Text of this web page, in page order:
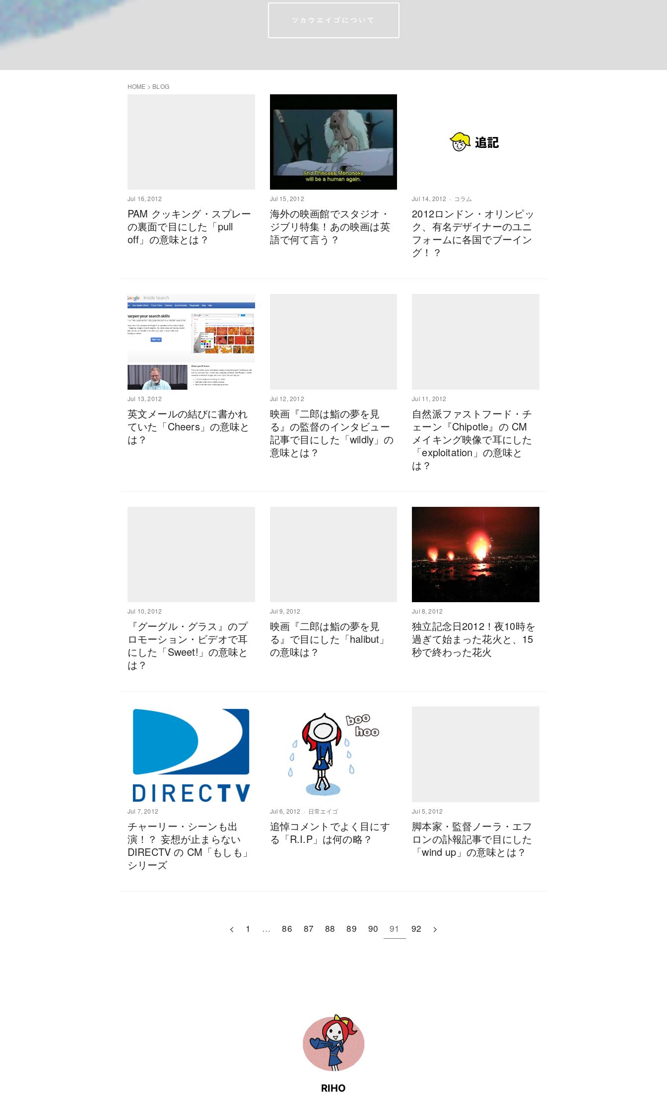
ツカウエイゴについて
HOME > BLOG
Jul 16, 2012
PAM クッキング・スプレー
の裏面で目にした「pull
off」の意味とは？
Jul 15, 2012
海外の映画館でスタジオ・
ジブリ特集！あの映画は英
語で何て言う？
Jul 14, 2012 コラム
2012ロンドン・オリンピッ
ク、有名デザイナーのユニ
フォームに各国でブーイン
グ！？
Jul 13, 2012
英文メールの結びに書かれ
ていた「Cheers」の意味と
は？
Jul 12, 2012
映画『二郎は鮨の夢を見
る』の監督のインタビュー
記事で目にした「wildly」の
意味とは？
Jul 11, 2012
自然派ファストフード・チ
ェーン『Chipotle』の CM
メイキング映像で耳にした
「exploitation」の意味と
は？
Jul 10, 2012
『グーグル・グラス』のプ
ロモーション・ビデオで耳
にした「Sweet!」の意味と
は？
Jul 9, 2012
映画『二郎は鮨の夢を見
る』で目にした「halibut」
の意味は？
Jul 8, 2012
独立記念日2012！夜10時を
過ぎて始まった花火と、15
秒で終わった花火
Jul 7, 2012
チャーリー・シーンも出
演！？ 妄想が止まらない
DIRECTV の CM「もしも」
シリーズ
Jul 6, 2012 日常エイゴ
追悼コメントでよく目にす
る「R.I.P」は何の略？
Jul 5, 2012
脚本家・監督ノーラ・エフ
ロンの訃報記事で目にした
「wind up」の意味とは？
< 1 … 86 87 88 89 90 91 92 >
RIHO